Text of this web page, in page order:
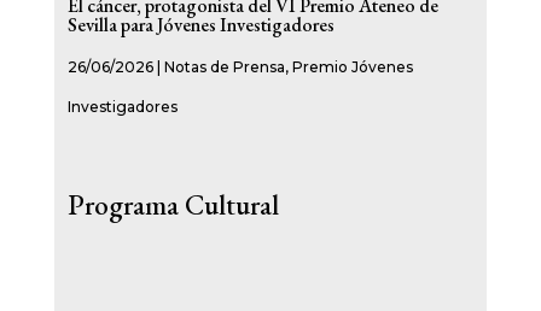
El cáncer, protagonista del VI Premio Ateneo de
Sevilla para Jóvenes Investigadores
26/06/2026| Notas de Prensa, Premio Jóvenes
Investigadores
Programa Cultural